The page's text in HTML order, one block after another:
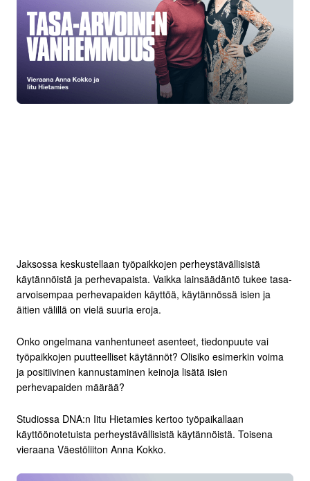
Jaksossa keskustellaan työpaikkojen perheystävällisistä
käytännöistä ja perhevapaista. Vaikka lainsäädäntö tukee tasa-
arvoisempaa perhevapaiden käyttöä, käytännössä isien ja
äitien välillä on vielä suuria eroja.
Onko ongelmana vanhentuneet asenteet, tiedonpuute vai
työpaikkojen puutteelliset käytännöt? Olisiko esimerkin voima
ja positiivinen kannustaminen keinoja lisätä isien
perhevapaiden määrää?
Studiossa DNA:n Iitu Hietamies kertoo työpaikallaan
käyttöönotetuista perheystävällisistä käytännöistä. Toisena
vieraana Väestöliiton Anna Kokko.